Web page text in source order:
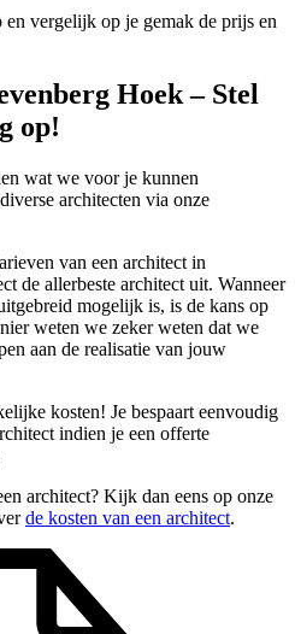
vergelijk op je gemak de prijs en
Hoek – Stel
op!
wat we voor je kunnen
architecten via onze
van een architect in
de allerbeste architect uit. Wanneer
mogelijk is, is de kans op
weten we zeker weten dat we
aan de realisatie van jouw
kosten! Je bespaart eenvoudig
indien je een offerte
architect? Kijk dan eens op onze
de kosten van een architect.